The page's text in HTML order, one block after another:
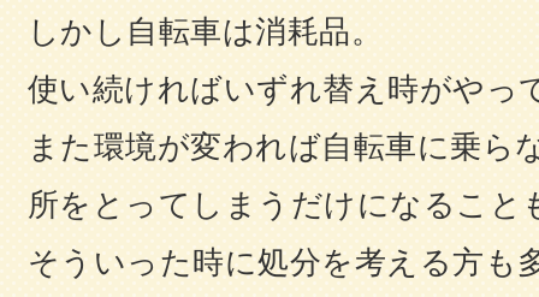
しかし自転車は消耗品。
使い続ければいずれ替え時がやっ
また環境が変われば自転車に乗ら
所をとってしまうだけになるこ
そういった時に処分を考える方も